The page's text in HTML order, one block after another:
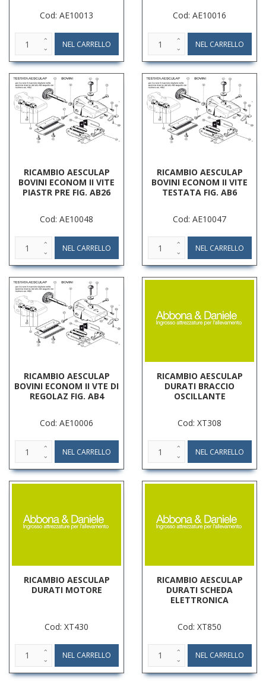
Cod: AE10013 Cod: AE10016
RICAMBIO AESCULAP
BOVINI ECONOM II VITE
PIASTR PRE FIG. AB26
Cod: AE10048
RICAMBIO AESCULAP
BOVINI ECONOM II VITE
TESTATA FIG. AB6
Cod: AE10047
RICAMBIO AESCULAP
BOVINI ECONOM II VTE DI
REGOLAZ FIG. AB4
Cod: AE10006
RICAMBIO AESCULAP
DURATI BRACCIO
OSCILLANTE
Cod: XT308
RICAMBIO AESCULAP
DURATI MOTORE
Cod: XT430
RICAMBIO AESCULAP
DURATI SCHEDA
ELETTRONICA
Cod: XT850